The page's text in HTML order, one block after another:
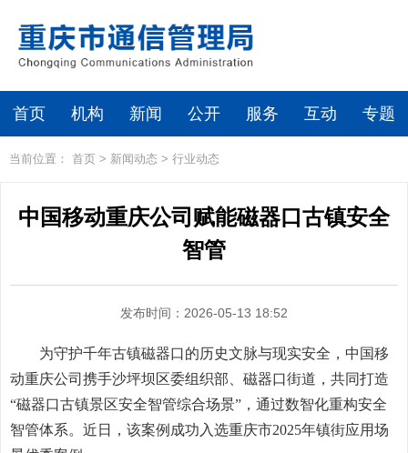
首页 机构 新闻 公开 服务 互动 专题
当前位置： 首页 > 新闻动态 > 行业动态
中国移动重庆公司赋能磁器口古镇安全
智管
发布时间：2026-05-13 18:52
为守护千年古镇磁器口的历史文脉与现实安全，中国移
动重庆公司携手沙坪坝区委组织部、磁器口街道，共同打造
“磁器口古镇景区安全智管综合场景”，通过数智化重构安全
智管体系。近日，该案例成功入选重庆市2025年镇街应用场